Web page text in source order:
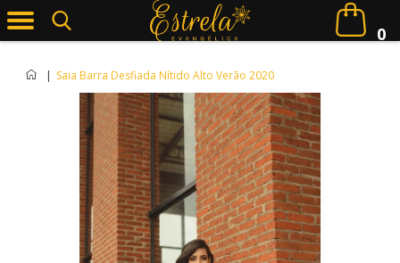
0
| Saia Barra Desfiada Nítido Alto Verão 2020